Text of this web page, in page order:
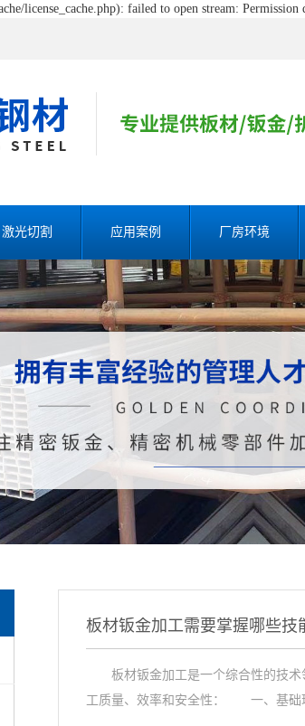
license_cache.php): failed to open stream:
激光切割 应用案例 厂房环境
板材钣金加工需要掌握哪些技
板材钣金加工是一个综合性的技术
工质量、效率和安全性： 一、基